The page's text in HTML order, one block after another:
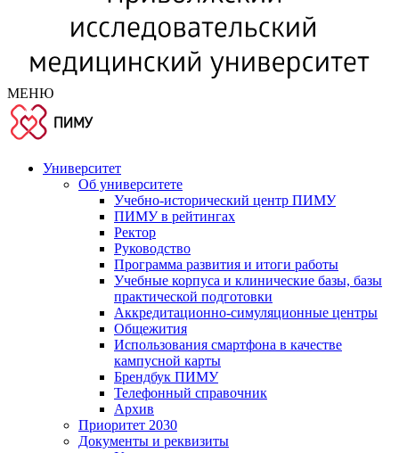
МЕНЮ
Университет
Об университете
Учебно-исторический центр ПИМУ
ПИМУ в рейтингах
Ректор
Руководство
Программа развития и итоги работы
Учебные корпуса и клинические базы, базы
практической подготовки
Аккредитационно-симуляционные центры
Общежития
Использования смартфона в качестве
кампусной карты
Брендбук ПИМУ
Телефонный справочник
Архив
Приоритет 2030
Документы и реквизиты